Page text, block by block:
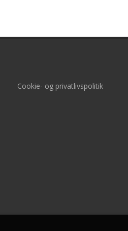
Cookie- og privatlivspolitik